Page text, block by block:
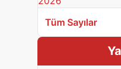
Tüm Sayılar